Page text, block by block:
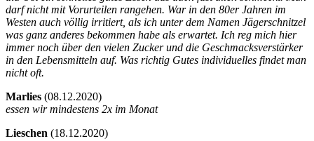
darf nicht mit Vorurteilen rangehen. War in den 80er Jahren im
Westen auch völlig irritiert, als ich unter dem Namen Jägerschnitzel
was ganz anderes bekommen habe als erwartet. Ich reg mich hier
immer noch über den vielen Zucker und die Geschmacksverstärker
in den Lebensmitteln auf. Was richtig Gutes individuelles findet man
nicht oft.
Marlies (08.12.2020)
essen wir mindestens 2x im Monat
Lieschen (18.12.2020)